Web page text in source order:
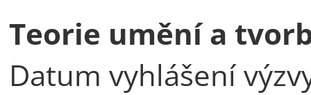
Teorie umění a
Datum vyhlášení